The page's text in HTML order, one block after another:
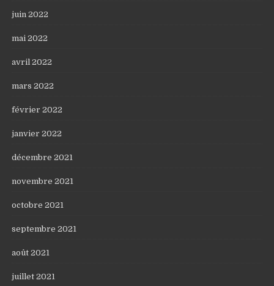
juin 2022
mai 2022
avril 2022
mars 2022
février 2022
janvier 2022
décembre 2021
novembre 2021
octobre 2021
septembre 2021
août 2021
juillet 2021